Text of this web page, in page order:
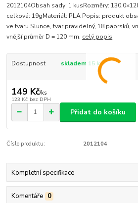
2012104Obsah sady: 1 kusRozměry:
celková: 19gMateriál: PLA Popis: produkt
ve tvaru Slunce, tvar pravidelný, 18 paprsků,
vnější průměr D = 120 mm. celý popis
Dostupnost skladem 15 ks
149 Kč/ks
123 Kč bez DPH
Přidat do košíku
Číslo produktu: 2012104
Kompletní specifikace
Komentáře 0